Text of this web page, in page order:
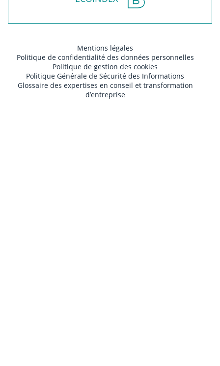
Mentions légales
Politique de confidentialité des données personnelles
Politique de gestion des cookies
Politique Générale de Sécurité des Informations
Glossaire des expertises en conseil et transformation
d’entreprise